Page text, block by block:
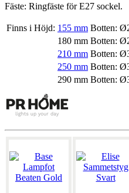
Fäste: Ringfäste för E27 sockel.
Finns i Höjd: 155 mm Botten:
180 mm Botten:
210 mm Botten:
250 mm Botten:
290 mm Botten: